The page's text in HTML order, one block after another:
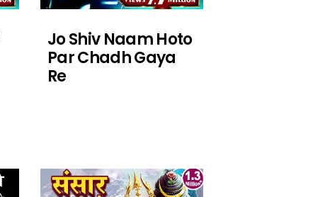
Jo Shiv Naam Hoto
Par Chadh Gaya
Re